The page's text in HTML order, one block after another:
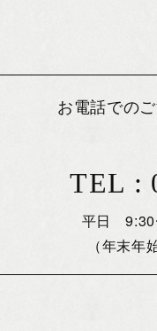
お電話での
TEL :
平日 9:30
（年末年